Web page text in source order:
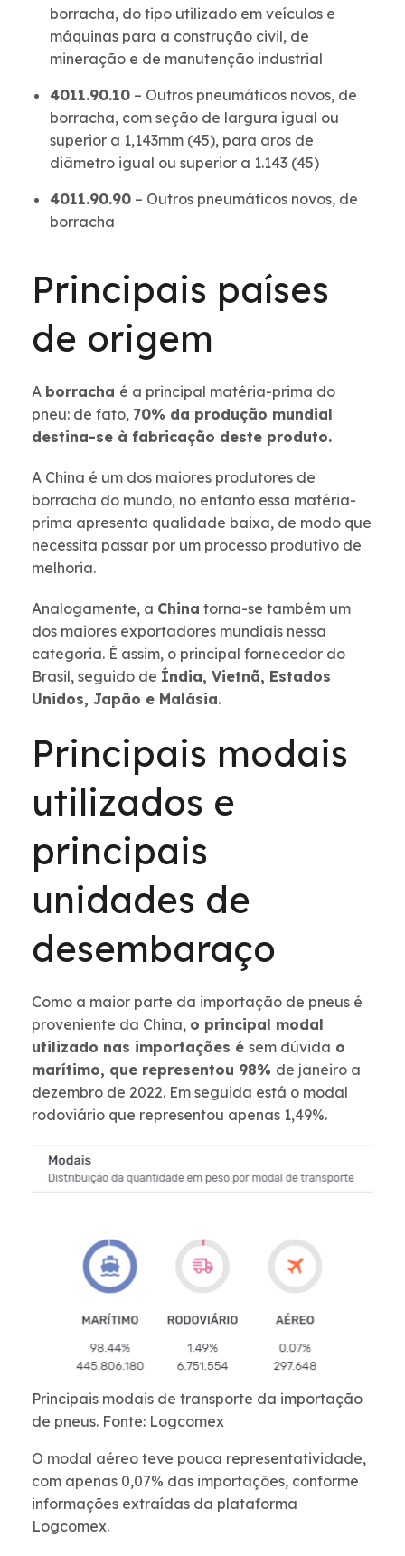
borracha, do tipo utilizado em veículos e
máquinas para a construção civil, de
mineração e de manutenção industrial
4011.90.10 – Outros pneumáticos novos, de
borracha, com seção de largura igual ou
superior a 1,143mm (45), para aros de
diâmetro igual ou superior a 1.143 (45)
4011.90.90 – Outros pneumáticos novos, de
borracha
Principais países
de origem
A borracha é a principal matéria-prima do
pneu: de fato, 70% da produção mundial
destina-se à fabricação deste produto.
A China é um dos maiores produtores de
borracha do mundo, no entanto essa matéria-
prima apresenta qualidade baixa, de modo que
necessita passar por um processo produtivo de
melhoria.
Analogamente, a China torna-se também um
dos maiores exportadores mundiais nessa
categoria. É assim, o principal fornecedor do
Brasil, seguido de Índia, Vietnã, Estados
Unidos, Japão e Malásia.
Principais modais
utilizados e
principais
unidades de
desembaraço
Como a maior parte da importação de pneus é
proveniente da China, o principal modal
utilizado nas importações é sem dúvida o
marítimo, que representou 98% de janeiro a
dezembro de 2022. Em seguida está o modal
rodoviário que representou apenas 1,49%.
Principais modais de transporte da importação
de pneus. Fonte: Logcomex
O modal aéreo teve pouca representatividade,
com apenas 0,07% das importações, conforme
informações extraídas da plataforma
Logcomex.